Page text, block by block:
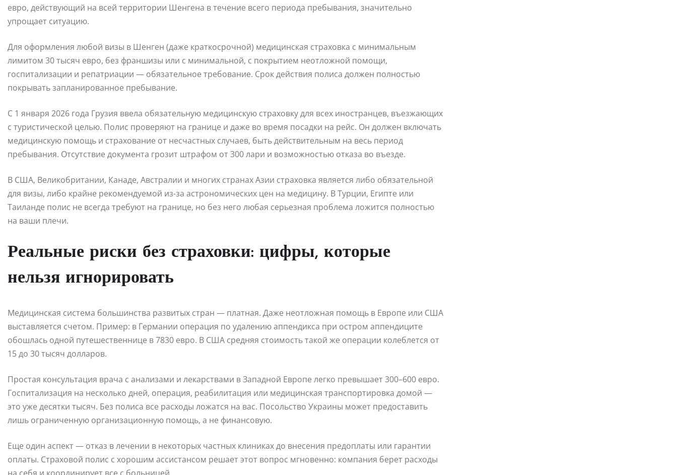
евро, действующий на всей территории Шенгена в течение всего периода пребывания, значительно
упрощает ситуацию.
Для оформления любой визы в Шенген (даже краткосрочной) медицинская страховка с минимальным
лимитом 30 тысяч евро, без франшизы или с минимальной, с покрытием неотложной помощи,
госпитализации и репатриации — обязательное требование. Срок действия полиса должен полностью
покрывать запланированное пребывание.
С 1 января 2026 года Грузия ввела обязательную медицинскую страховку для всех иностранцев, въезжающих
с туристической целью. Полис проверяют на границе и даже во время посадки на рейс. Он должен включать
медицинскую помощь и страхование от несчастных случаев, быть действительным на весь период
пребывания. Отсутствие документа грозит штрафом от 300 лари и возможностью отказа во въезде.
В США, Великобритании, Канаде, Австралии и многих странах Азии страховка является либо обязательной
для визы, либо крайне рекомендуемой из-за астрономических цен на медицину. В Турции, Египте или
Таиланде полис не всегда требуют на границе, но без него любая серьезная проблема ложится полностью
на ваши плечи.
Реальные риски без страховки: цифры, которые
нельзя игнорировать
Медицинская система большинства развитых стран — платная. Даже неотложная помощь в Европе или США
выставляется счетом. Пример: в Германии операция по удалению аппендикса при остром аппендиците
обошлась одной путешественнице в 7830 евро. В США средняя стоимость такой же операции колеблется от
15 до 30 тысяч долларов.
Простая консультация врача с анализами и лекарствами в Западной Европе легко превышает 300–600 евро.
Госпитализация на несколько дней, операция, реабилитация или медицинская транспортировка домой —
это уже десятки тысяч. Без полиса все расходы ложатся на вас. Посольство Украины может предоставить
лишь ограниченную организационную помощь, а не финансовую.
Еще один аспект — отказ в лечении в некоторых частных клиниках до внесения предоплаты или гарантии
оплаты. Страховой полис с хорошим ассистансом решает этот вопрос мгновенно: компания берет расходы